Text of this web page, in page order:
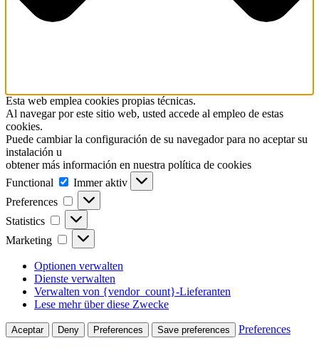
Esta web emplea cookies propias técnicas.
Al navegar por este sitio web, usted accede al empleo de estas
cookies.
Puede cambiar la configuración de su navegador para no aceptar su
instalación u
obtener más información en nuestra política de cookies
Functional
Functional
Immer aktiv
Preferences
Preferences
Statistics Statistics
Marketing Marketing
Optionen verwalten
Dienste verwalten
Verwalten von {vendor_count}-Lieferanten
Lese mehr über diese Zwecke
Aceptar Deny Preferences Save preferences Preferences